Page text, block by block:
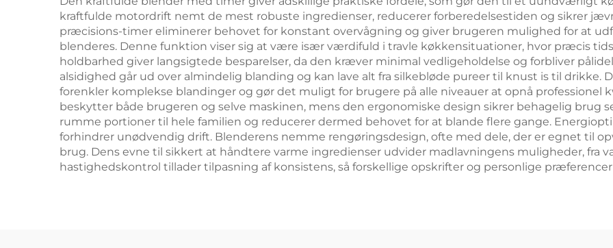
kraftfulde motordrift nemt de mest robuste ingredienser, reducerer forberedelsestiden og sikrer
præcisions-timer eliminerer behovet for konstant overvågning og giver brugeren mulighed for at
blenderes. Denne funktion viser sig at være især værdifuld i travle køkkensituationer, hvor præcis
holdbarhed giver langsigtede besparelser, da den kræver minimal vedligeholdelse og forbliver
alsidighed går ud over almindelig blanding og kan lave alt fra silkebløde pureer til knust is til drikke.
forenkler komplekse blandinger og gør det muligt for brugere på alle niveauer at opnå professionel
beskytter både brugeren og selve maskinen, mens den ergonomiske design sikrer behagelig brug
rumme portioner til hele familien og reducerer dermed behovet for at blande flere gange.
forhindrer unødvendig drift. Blenderens nemme rengøringsdesign, ofte med dele, der er egnet til
brug. Dens evne til sikkert at håndtere varme ingredienser udvider madlavningens muligheder, fra
hastighedskontrol tillader tilpasning af konsistens, så forskellige opskrifter og personlige